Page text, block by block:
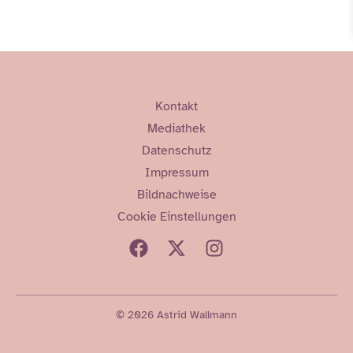
Kontakt
Mediathek
Datenschutz
Impressum
Bildnachweise
Cookie Einstellungen
© 2026 Astrid Wallmann